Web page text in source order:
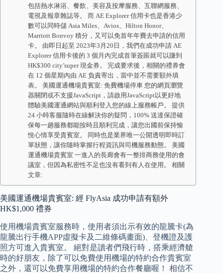
包括熱水淋浴、餐飲、美容及按摩服務、互聯網服務、
電視及報章雜誌等。 而 AE Explorer 信用卡也是香港少
數可以同時儲 Asia Miles、Avios、Hilton Honor、
Marriott Bonvoy 積分，又可以免首年年費去申請的信用
卡。 由即日起至 2023年3月20日，我們在成功申請 AE
Explorer 信用卡後的 3 個月內完成首筆簽賬就可以賺到
HK$300 city’super 現金券。 完成要求後，相關的禮券會
在 12 個星期內由 AE 負責寄出，當中並不需要額外填
表。 美國運通機場貴賓室: 免費機場停車 您的網頁瀏覽
器關閉或不支援JavaScript，請啟用JavaScript以更好地
體驗美國運通網站與順利登入您的線上服務帳戶。 提供
24 小時客服隨時在線解決你的疑問，100% 送達保證確
保每一趟服務都能按時且順利完成，讓您出國前保持愉
悅心情享受貴賓室。 同時也是業界唯一公開透明即時訂
單狀態，讓你隨時掌握行程資訊與司機服務動態。 美國
運通機場貴賓室 一進入的長廊會有一整排商務使用的會
議室，但因為私密性不足也沒有看到有人在使用。 相關
文章:
美國運通機場貴賓室: 經 FlyAsia 成功申請有額外
HK$1,000 禮券
使用機場貴賓室服務時，使用者須出示有效的龍騰卡(為
龍騰出行手機APP虛擬卡及二維條碼畫面)、登機證及護
照方可進入貴賓室。 絕對是讀者們飛行時，搭乘經濟艙
時的好朋友，除了可以免費使用機場的特約合作貴賓室
之外，還可以免費享用機場的特約合作餐廳喔！ 相信不